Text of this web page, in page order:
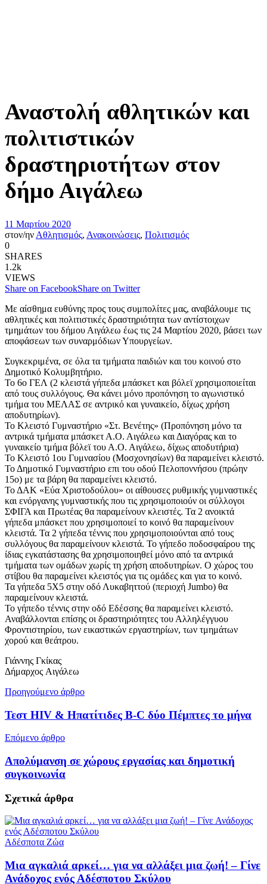
Αναστολή αθλητικών και
πολιτιστικών
δραστηριοτήτων στον
δήμο Αιγάλεω
11 Μαρτίου 2020
στον/ην Αθλητισμός, Ανακοινώσεις, Πολιτισμός
0
SHARES
1.2k
VIEWS
Share on FacebookShare on Twitter
Με αίσθημα ευθύνης προς τους συμπολίτες μας, αναβάλουμε τις
αθλητικές και πολιτιστικές δραστηριότητα των αντίστοιχων
τμημάτων του δήμου Αιγάλεω έως τις 24 Μαρτίου 2020, βάσει των
αποφάσεων των συναρμόδιων Υπουργείων.
Συγκεκριμένα, σε όλα τα τμήματα παιδιών και του κοινού στο
Δημοτικό Κολυμβητήριο.
Το 6ο ΓΕΛ (2 κλειστά γήπεδα μπάσκετ και βόλεϊ χρησιμοποιείται
από τους συλλόγους. Θα κάνει μόνο προπόνηση το αγωνιστικό
τμήμα του ΜΕΛΑΣ σε αντρικό και γυναικείο, δίχως χρήση
αποδυτηρίων).
Το Κλειστό Γυμναστήριο «Στ. Βενέτης» (Προπόνηση μόνο τα
αντρικά τμήματα μπάσκετ Α.Ο. Αιγάλεω και Διαγόρας και το
γυναικείο τμήμα βόλεϊ του Α.Ο. Αιγάλεω, δίχως αποδυτήρια)
Το Κλειστό 1ου Γυμνασίου (Μοσχονησίων) θα παραμείνει κλειστό.
Το Δημοτικό Γυμναστήριο επι του οδού Πελοποννήσου (πρώην
15ο) με τα βάρη θα παραμείνει κλειστό.
Το ΔΑΚ «Εύα Χριστοδούλου» οι αίθουσες ρυθμικής γυμναστικές
και ενόργανης γυμναστικής που τις χρησιμοποιούν οι σύλλογοι
ΣΦΙΓΑ και Πρωτέας θα παραμείνουν κλειστές. Τα 2 ανοικτά
γήπεδα μπάσκετ που χρησιμοποιεί το κοινό θα παραμείνουν
κλειστά. Τα 2 γήπεδα τέννις που χρησιμοποιούνται από τους
συλλόγους θα παραμείνουν κλειστά. Το γήπεδο ποδοσφαίρου της
ίδιας εγκατάστασης θα χρησιμοποιηθεί μόνο από τα αντρικά
τμήματα των ομάδων χωρίς τη χρήση αποδυτηρίων. Ο χώρος του
στίβου θα παραμείνει κλειστός για τις ομάδες και για το κοινό.
Τα γήπεδα 5Χ5 στην οδό Λυκαβηττού (περιοχή Jumbo) θα
παραμείνουν κλειστά.
Το γήπεδο τέννις στην οδό Εδέσσης θα παραμείνει κλειστό.
Αναβάλλονται επίσης οι δραστηριότητες του Αλληλέγγυου
Φροντιστηρίου, των εικαστικών εργαστηρίων, των τμημάτων
χορού και θεάτρου.
Γιάννης Γκίκας
Δήμαρχος Αιγάλεω
Προηγούμενο άρθρο
Τεστ HIV & Ηπατίτιδες B-C δύο Πέμπτες το μήνα
Επόμενο άρθρο
Απολύμανση σε χώρους εργασίας και δημοτική
συγκοινωνία
Σχετικά άρθρα
Αδέσποτα Ζώα
Μια αγκαλιά αρκεί… για να αλλάξει μια ζωή! – Γίνε
Ανάδοχος ενός Αδέσποτου Σκύλου